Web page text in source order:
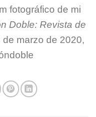
fotográfico de mi
Doble: Revista de
de marzo de 2020,